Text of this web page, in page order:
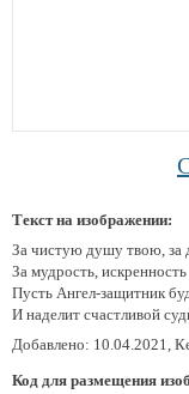
Текст на изображении:
За чистую душу твою, за
За мудрость,
Пусть Ангел-защитник
И наделит счастливой
Добавлено: 10.04.2021,
Код для размещения